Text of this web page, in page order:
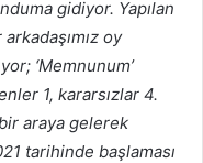
gidiyor. Yapılan
oy
‘Memnunum’
1, kararsızlar 4.
araya gelerek
tarihinde başlaması